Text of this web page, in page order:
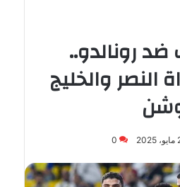
رونالدو..
النصر والخليج
0